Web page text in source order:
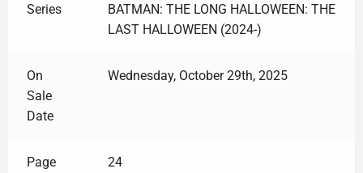
Series
BATMAN: THE LONG HALLOWEEN: THE
LAST HALLOWEEN (2024-)
On
Sale
Date
Wednesday, October 29th, 2025
Page
24